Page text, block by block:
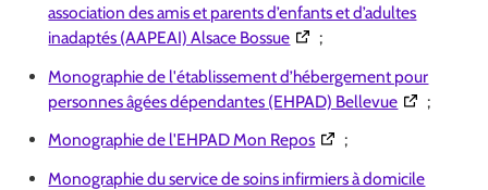
association des amis et parents d’enfants et d’adultes
inadaptés (AAPEAI) Alsace Bossue(Ouverture dans une
;
Monographie de l'établissement d’hébergement pour
personnes âgées dépendantes (EHPAD) Bellevue(Ouverture
;
Monographie de l'EHPAD Mon Repos(Ouverture dans une
;
Monographie du service de soins infirmiers à domicile